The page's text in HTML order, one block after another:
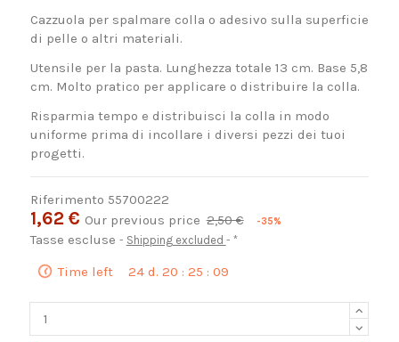
Cazzuola per spalmare colla o adesivo sulla superficie
di pelle o altri materiali.
Utensile per la pasta. Lunghezza totale 13 cm. Base 5,8
cm. Molto pratico per applicare o distribuire la colla.
Risparmia tempo e distribuisci la colla in modo
uniforme prima di incollare i diversi pezzi dei tuoi
progetti.
Riferimento 55700222
1,62 € Our previous price 2,50 € -35%
Tasse escluse Shipping excluded *
Time left 24d. 20 : 25 : 08